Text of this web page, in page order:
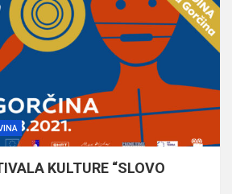
KULTURE “SLOVO